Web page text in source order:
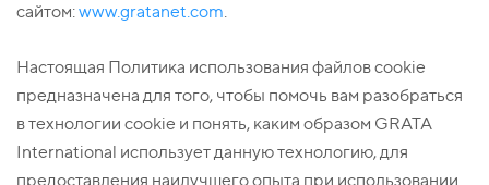
сайтом:www.gratanet.com.
Настоящая Политика использования файлов cookie
предназначена для того, чтобы помочь вам разобраться
в технологии cookie и понять, каким образом GRATA
International использует данную технологию, для
предоставления наилучшего опыта при использовании